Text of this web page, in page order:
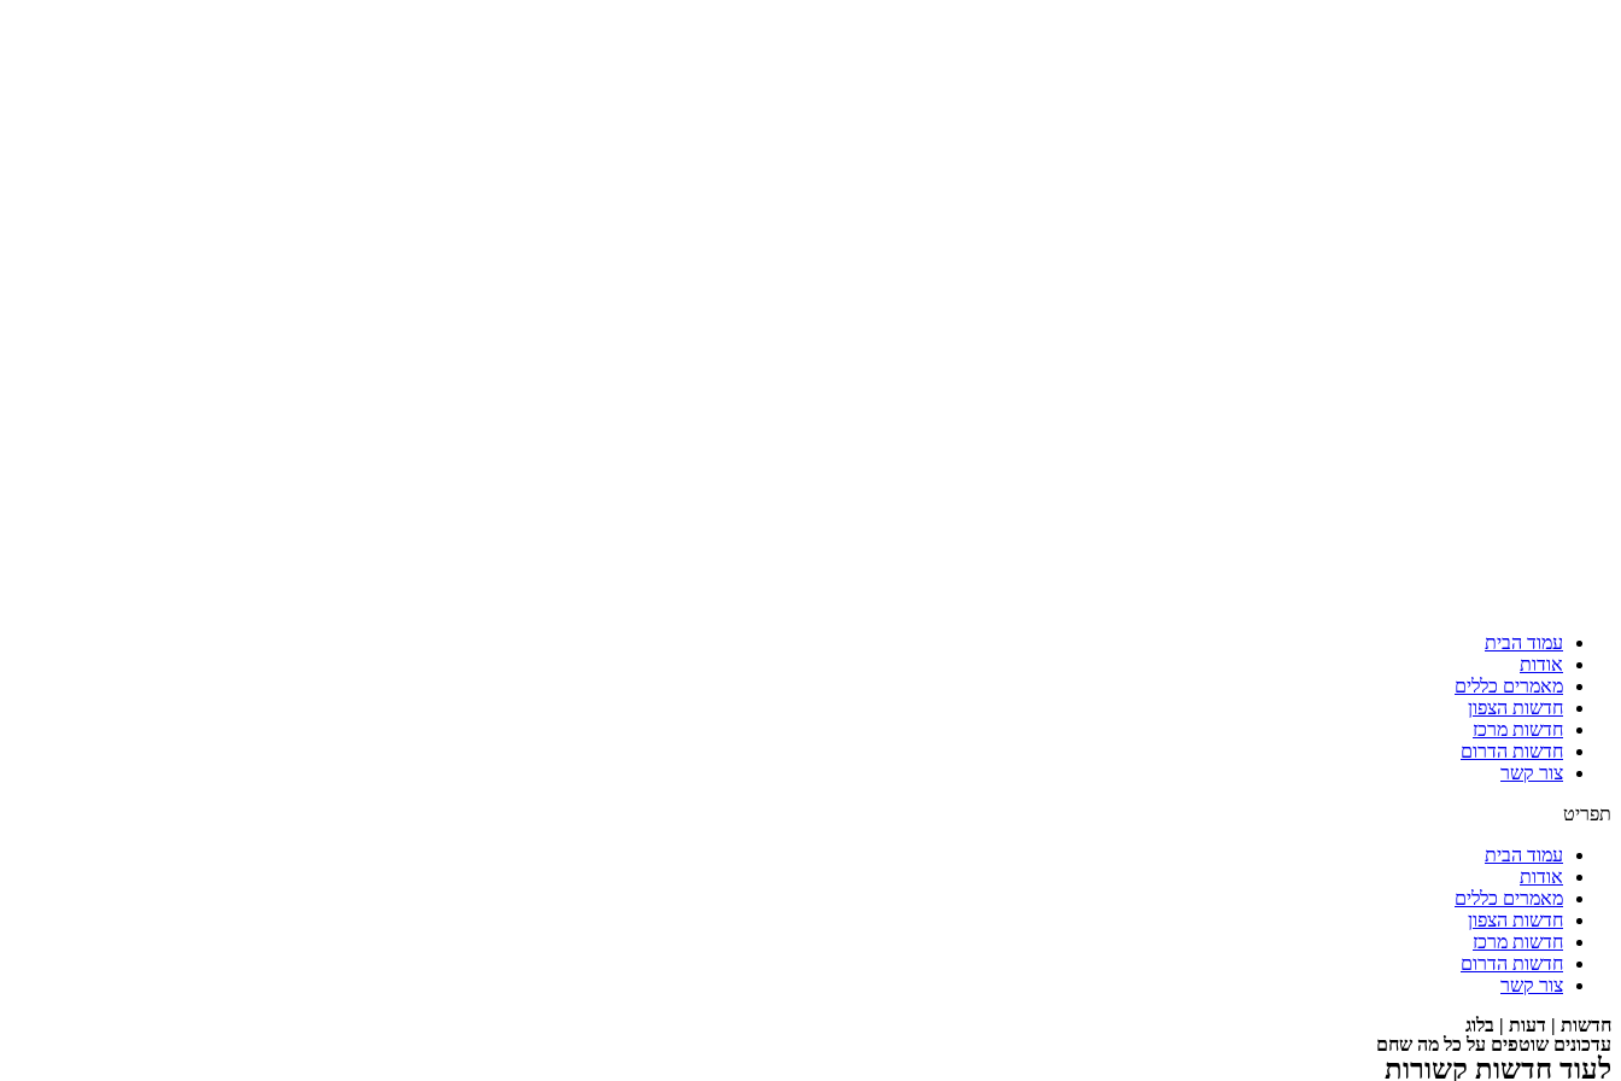
עמוד הבית
אודות
מאמרים כללים
חדשות הצפון
חדשות מרכז
חדשות הדרום
צור קשר
תפריט
עמוד הבית
אודות
מאמרים כללים
חדשות הצפון
חדשות מרכז
חדשות הדרום
צור קשר
חדשות | דעות | בלוג
עדכונים שוטפים על כל מה שחם
לעוד חדשות קשורות